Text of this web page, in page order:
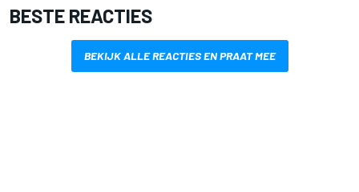
BESTE REACTIES
BEKIJK ALLE REACTIES EN PRAAT MEE